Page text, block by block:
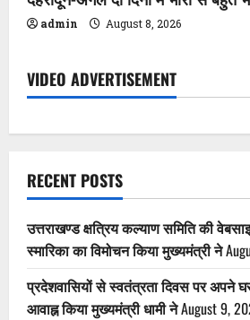
admin August 8, 2026
VIDEO ADVERTISEMENT
RECENT POSTS
उत्तराखण्ड क्षत्रिय कल्याण समिति की
स्मारिका का विमोचन किया मुख्यमंत्री ने
प्रदेशवासियों से स्वतंत्रता दिवस पर अपने
आवाह्न किया मुख्यमंत्री धामी नेAugust 9,